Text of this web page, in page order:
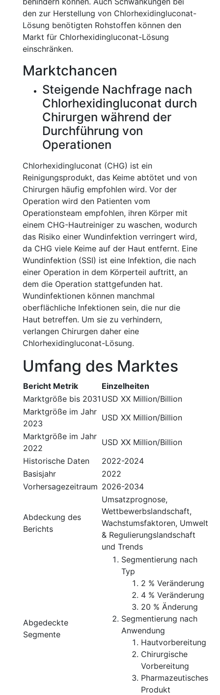
den zur Herstellung von Chlorhexidingluconat-
Lösung benötigten Rohstoffen können den
Markt für Chlorhexidingluconat-Lösung
einschränken.
Marktchancen
Steigende Nachfrage nach
Chlorhexidingluconat durch
Chirurgen während der
Durchführung von
Operationen
Chlorhexidingluconat (CHG) ist ein
Reinigungsprodukt, das Keime abtötet und von
Chirurgen häufig empfohlen wird. Vor der
Operation wird den Patienten vom
Operationsteam empfohlen, ihren Körper mit
einem CHG-Hautreiniger zu waschen, wodurch
das Risiko einer Wundinfektion verringert wird,
da CHG viele Keime auf der Haut entfernt. Eine
Wundinfektion (SSI) ist eine Infektion, die nach
einer Operation in dem Körperteil auftritt, an
dem die Operation stattgefunden hat.
Wundinfektionen können manchmal
oberflächliche Infektionen sein, die nur die
Haut betreffen. Um sie zu verhindern,
verlangen Chirurgen daher eine
Chlorhexidingluconat-Lösung.
Umfang des Marktes
Bericht Metrik
Einzelheiten
Marktgröße bis 2031 USD XX Million/Billion
Marktgröße im Jahr
2023
USD XX Million/Billion
Marktgröße im Jahr
2022
USD XX Million/Billion
Historische Daten
2022-2024
Basisjahr
2022
Vorhersagezeitraum 2026-2034
Abdeckung des
Berichts
Umsatzprognose,
Wettbewerbslandschaft,
Wachstumsfaktoren, Umwelt
& Regulierungslandschaft
und Trends
Abgedeckte
Segmente
Segmentierung nach
Typ
2 % Veränderung
4 % Veränderung
20 % Änderung
Segmentierung nach
Anwendung
Hautvorbereitung
Chirurgische
Vorbereitung
Pharmazeutisches
Produkt